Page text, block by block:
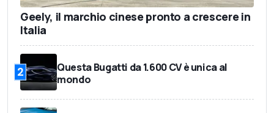
Geely, il marchio cinese pronto a crescere in
Italia
2
Questa Bugatti da 1.600 CV è unica al
mondo